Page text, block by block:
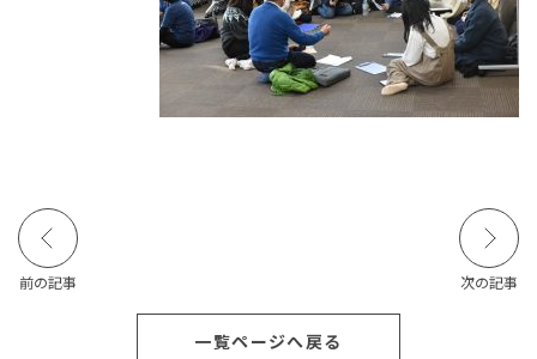
前の記事 次の記事
一覧ページへ戻る